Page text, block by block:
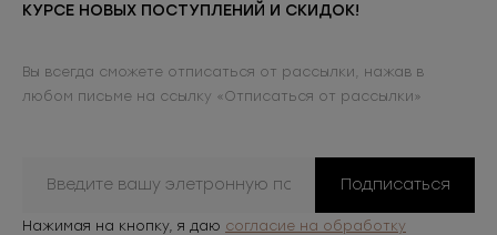
КУРСЕ НОВЫХ ПОСТУПЛЕНИЙ И СКИДОК!
Вы всегда сможете отписаться от рассылки, нажав в
любом письме на ссылку «Отписаться от рассылки»
Подписаться
Нажимая на кнопку, я даю согласие на обработку